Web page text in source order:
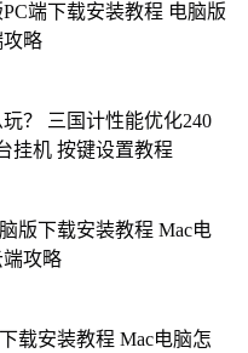
端下载安装教程 电脑版
略
？ 三国计性能优化240
挂机 按键设置教程
版下载安装教程 Mac电
攻略
载安装教程 Mac电脑怎